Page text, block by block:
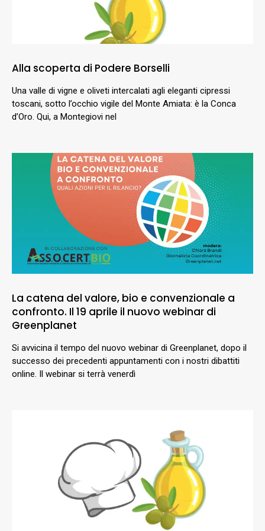
Alla scoperta di Podere Borselli
Una valle di vigne e oliveti intercalati agli eleganti cipressi
toscani, sotto l’occhio vigile del Monte Amiata: è la Conca
d’Oro. Qui, a Montegiovi nel
La catena del valore, bio e convenzionale a
confronto. Il 19 aprile il nuovo webinar di
Greenplanet
Si avvicina il tempo del nuovo webinar di Greenplanet, dopo il
successo dei precedenti appuntamenti con i nostri dibattiti
online. Il webinar si terrà venerdì